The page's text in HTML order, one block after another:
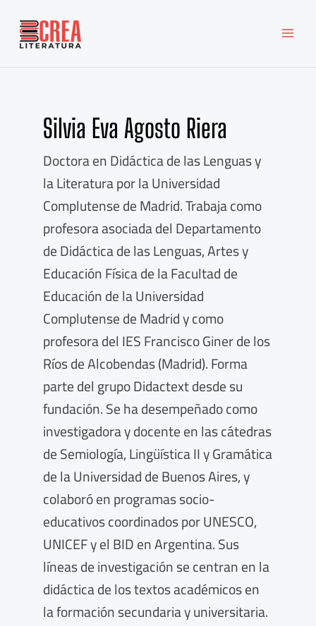
contenido
Silvia Eva Agosto Riera
Doctora en Didáctica de las Lenguas y
la Literatura por la Universidad
Complutense de Madrid. Trabaja como
profesora asociada del Departamento
de Didáctica de las Lenguas, Artes y
Educación Física de la Facultad de
Educación de la Universidad
Complutense de Madrid y como
profesora del IES Francisco Giner de los
Ríos de Alcobendas (Madrid). Forma
parte del grupo Didactext desde su
fundación. Se ha desempeñado como
investigadora y docente en las cátedras
de Semiología, Lingüística II y Gramática
de la Universidad de Buenos Aires, y
colaboró en programas socio-
educativos coordinados por UNESCO,
UNICEF y el BID en Argentina. Sus
líneas de investigación se centran en la
didáctica de los textos académicos en
la formación secundaria y universitaria.